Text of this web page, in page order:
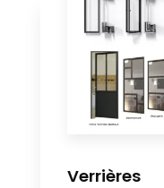
Verrières